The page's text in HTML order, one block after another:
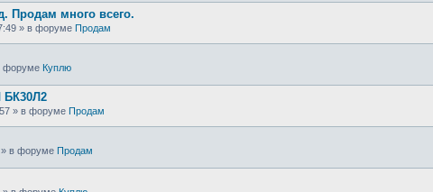
Продам много всего.
» в форуме Продам
форуме Куплю
БК30Л2
» в форуме Продам
» в форуме Продам